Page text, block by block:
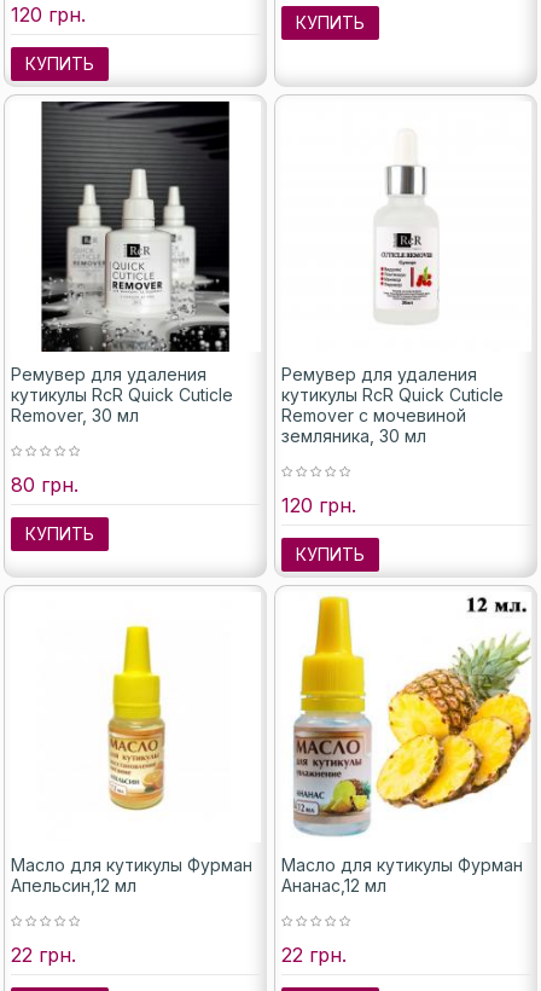
120 грн.
КУПИТЬ
КУПИТЬ
Ремувер для удаления
кутикулы RcR Quick Cuticle
Remover, 30 мл
80 грн.
КУПИТЬ
Ремувер для удаления
кутикулы RcR Quick Cuticle
Remover с мочевиной
земляника, 30 мл
120 грн.
КУПИТЬ
Масло для кутикулы Фурман
Апельсин,12 мл
22 грн.
Масло для кутикулы Фурман
Ананас,12 мл
22 грн.